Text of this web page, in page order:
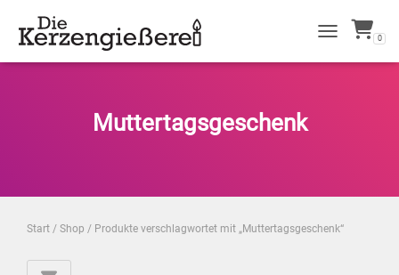
NAVIGATION
0
Muttertagsgeschenk
Start / Shop / Produkte verschlagwortet mit „Muttertagsgeschenk“